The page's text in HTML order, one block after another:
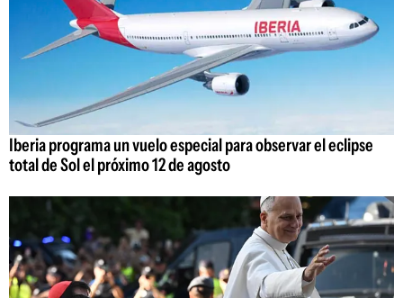
Iberia programa un vuelo especial para observar el eclipse
total de Sol el próximo 12 de agosto